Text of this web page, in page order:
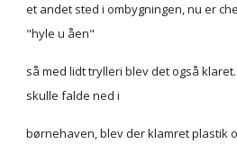
et andet sted i ombygningen, nu er
"hyle u åen"
så med lidt trylleri blev det også
skulle falde ned i
børnehaven, blev der klamret plastik